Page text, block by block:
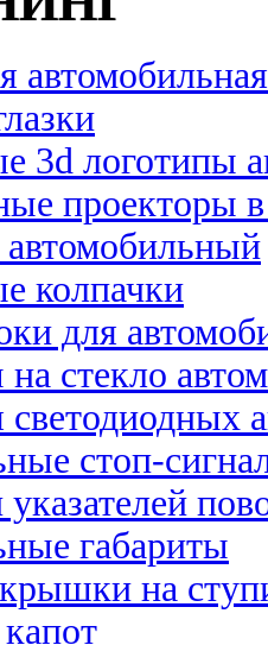
3d логотипы
проекторы
колпачки
для
стекло
стоп-
габариты
на